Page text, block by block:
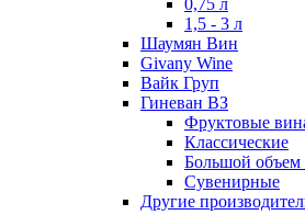
0,75 л
1,5 - 3 л
Шаумян Вин
Givany Wine
Вайк Груп
Гиневан ВЗ
Фруктовые
Классические
Большой объем
Сувенирные
Другие